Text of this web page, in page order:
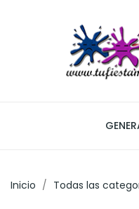
Inicio Todas las